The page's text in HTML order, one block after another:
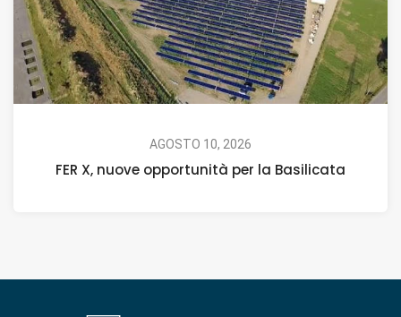
AGOSTO 10, 2026
FER X, nuove opportunità per la Basilicata